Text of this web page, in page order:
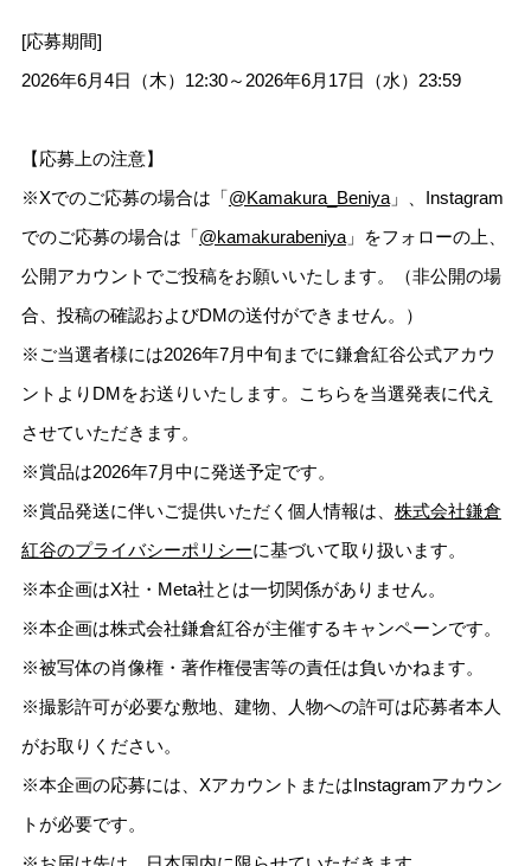
[応募期間]
2026年6月4日（木）12:30～2026年6月17日（水）23:59
【応募上の注意】
※Xでのご応募の場合は「@Kamakura_Beniya」、Instagram
でのご応募の場合は「@kamakurabeniya」をフォローの上、
公開アカウントでご投稿をお願いいたします。（非公開の場
合、投稿の確認およびDMの送付ができません。）
※ご当選者様には2026年7月中旬までに鎌倉紅谷公式アカウ
ントよりDMをお送りいたします。こちらを当選発表に代え
させていただきます。
※賞品は2026年7月中に発送予定です。
※賞品発送に伴いご提供いただく個人情報は、 株式会社鎌倉
紅谷のプライバシーポリシーに基づいて取り扱います。
※本企画はX社・Meta社とは一切関係がありません。
※本企画は株式会社鎌倉紅谷が主催するキャンペーンです。
※被写体の肖像権・著作権侵害等の責任は負いかねます。
※撮影許可が必要な敷地、建物、人物への許可は応募者本人
がお取りください。
※本企画の応募には、XアカウントまたはInstagramアカウン
トが必要です。